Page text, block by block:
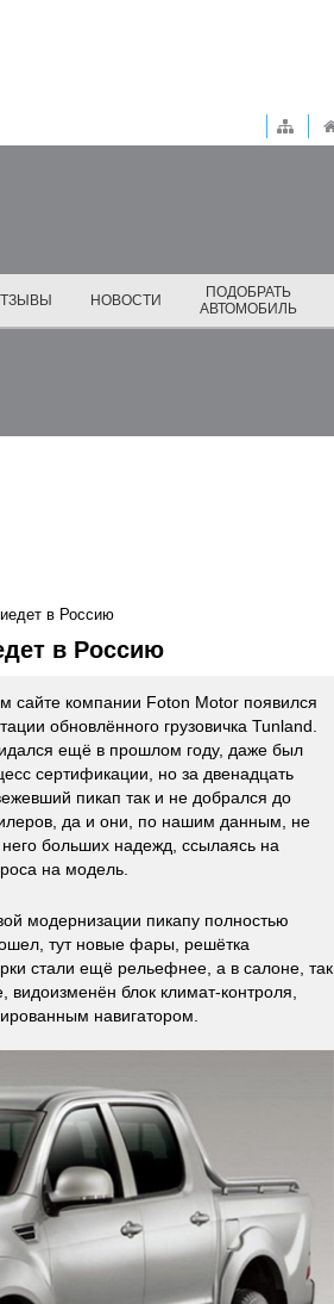
НОВОСТИ
ПОДОБРАТЬ
АВТОМОБИЛЬ
в Россию
в Россию
сайте компании Foton Motor появился
обновлённого грузовичка Tunland.
ещё в прошлом году, даже был
сертификации, но за двенадцать
пикап так и не добрался до
да и они, по нашим данным, не
него больших надежд, ссылаясь на
на модель.
модернизации пикапу полностью
тут новые фары, решётка
стали ещё рельефнее, а в салоне, так
блок климат-контроля,
навигатором.